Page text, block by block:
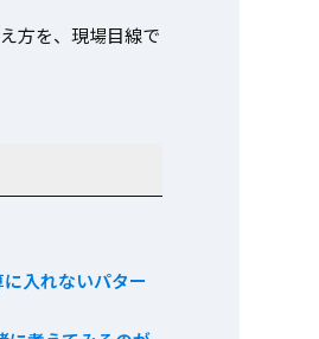
方を、現場目線で
入れないパター